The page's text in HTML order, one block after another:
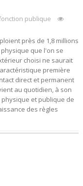
publique
près de 1,8 millions
que l'on se
choisi ne saurait
première
direct et permanent
au quotidien, à son
et publique de
des règles